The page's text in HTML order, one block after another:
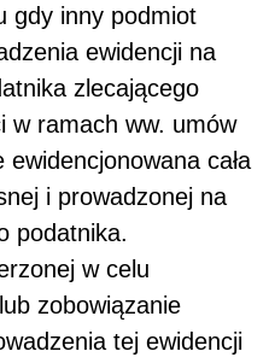
gdy inny podmiot
ewidencji na
zlecającego
w ramach ww. umów
ewidencjonowana cała
i prowadzonej na
podatnika.
w celu
zobowiązanie
tej ewidencji